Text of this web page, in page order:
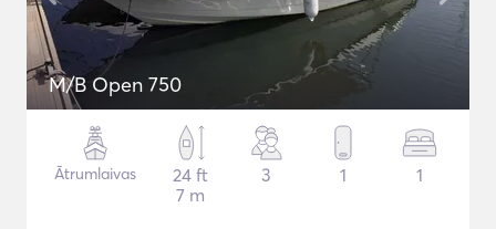
M/B Open 750
Ātrumlaivas
24 ft
7 m
3 1 1